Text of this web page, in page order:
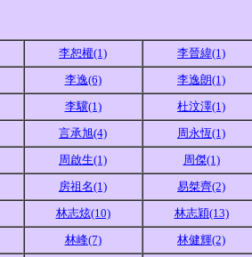
李恕權(1)
李晉緯(1)
李逸(6)
李逸朗(1)
李驥(1)
杜汶澤(1)
言承旭(4)
周永恆(1)
周啟生(1)
周傑(1)
房祖名(1)
易桀齊(2)
林志炫(10)
林志穎(13)
林峰(7)
林健輝(2)